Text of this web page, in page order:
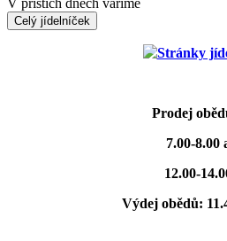
Celý jídelníček
Stránky
Prodej
7.00-8.00
12.00-
Výdej obědů: